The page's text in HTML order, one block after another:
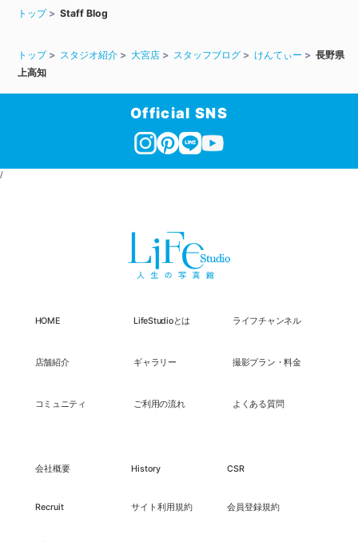
トップ Staff Blog
トップ スタジオ紹介 大宮店 スタッフブログ けんてぃー
長野県
上高知
Official SNS
/
HOME LifeStudioとは ライフチャンネル
店舗紹介 ギャラリー 撮影プラン・料金
コミュニティ ご利用の流れ よくある質問
会社概要 History CSR
Recruit サイト利用規約 会員登録規約